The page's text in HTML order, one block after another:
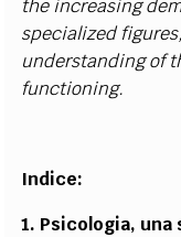
the increasing
specialized
understanding of
functioning.
Indice:
1. Psicologia, una